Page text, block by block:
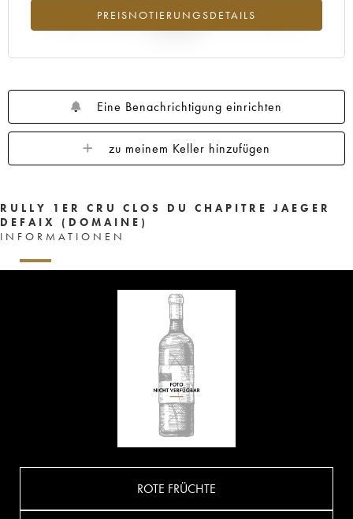
PREISNOTIERUNGSDETAILS
Preisabfall des Jahrgangs 2020 im Jahr 2026 im Vergleich zum
Eine Benachrichtigung einrichten
zu meinem Keller hinzufügen
RULLY 1ER CRU CLOS DU CHAPITRE JAEGER
DEFAIX (DOMAINE)
INFORMATIONEN
ROTE FRÜCHTE